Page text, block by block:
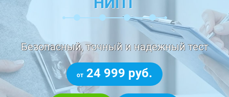
Безопасный, точный и надежный тест
от 24 999 руб.